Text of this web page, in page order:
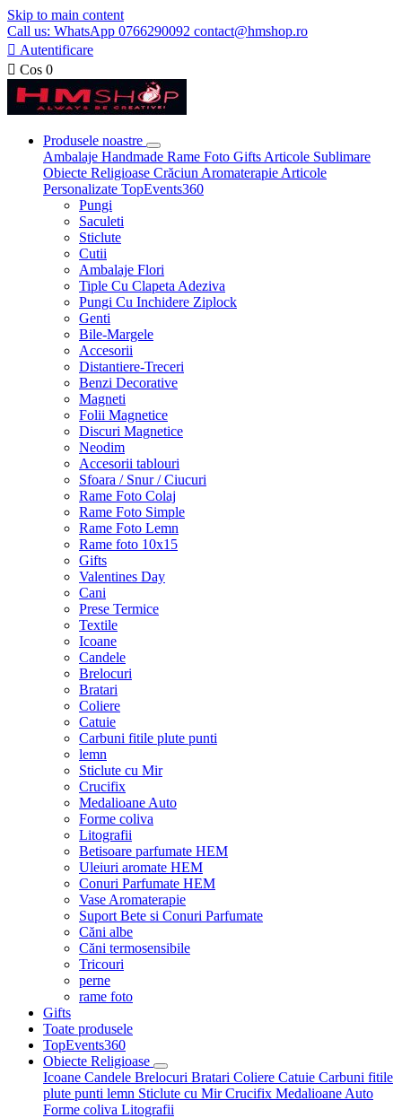
Skip to main content
Call us: WhatsApp 0766290092 contact@hmshop.ro
 Autentificare
 Cos 0
Produsele noastre
Ambalaje Handmade Rame Foto Gifts Articole Sublimare
Obiecte Religioase Crăciun Aromaterapie Articole
Personalizate TopEvents360
Pungi
Saculeti
Sticlute
Cutii
Ambalaje Flori
Tiple Cu Clapeta Adeziva
Pungi Cu Inchidere Ziplock
Genti
Bile-Margele
Accesorii
Distantiere-Treceri
Benzi Decorative
Magneti
Folii Magnetice
Discuri Magnetice
Neodim
Accesorii tablouri
Sfoara / Snur / Ciucuri
Rame Foto Colaj
Rame Foto Simple
Rame Foto Lemn
Rame foto 10x15
Gifts
Valentines Day
Cani
Prese Termice
Textile
Icoane
Candele
Brelocuri
Bratari
Coliere
Catuie
Carbuni fitile plute punti
lemn
Sticlute cu Mir
Crucifix
Medalioane Auto
Forme coliva
Litografii
Betisoare parfumate HEM
Uleiuri aromate HEM
Conuri Parfumate HEM
Vase Aromaterapie
Suport Bete si Conuri Parfumate
Căni albe
Căni termosensibile
Tricouri
perne
rame foto
Gifts
Toate produsele
TopEvents360
Obiecte Religioase
Icoane Candele Brelocuri Bratari Coliere Catuie Carbuni fitile
plute punti lemn Sticlute cu MirCrucifix Medalioane Auto
Forme coliva Litografii